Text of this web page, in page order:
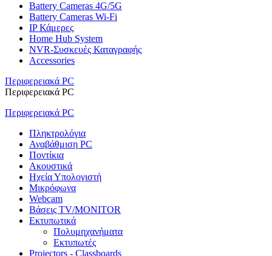
Battery Cameras 4G/5G
Battery Cameras Wi-Fi
IP Κάμερες
Home Hub System
NVR-Συσκευές Καταγραφής
Accessories
Περιφερειακά PC
Περιφερειακά PC
Περιφερειακά PC
Πληκτρολόγια
Αναβάθμιση PC
Ποντίκια
Ακουστικά
Ηχεία Υπολογιστή
Μικρόφωνα
Webcam
Βάσεις TV/MONITOR
Εκτυπωτικά
Πολυμηχανήματα
Εκτυπωτές
Projectors - Classboards